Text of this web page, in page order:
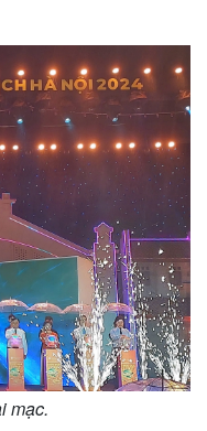
e
mạc.